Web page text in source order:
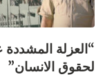
“العزلة المشددة
لحقوق الانسان”